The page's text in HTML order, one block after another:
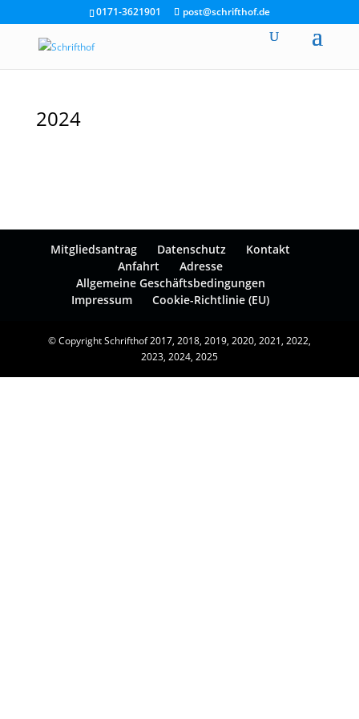
0171-3621901 post@schrifthof.de
2024
Mitgliedsantrag Datenschutz
Kontakt
Anfahrt
Adresse
Allgemeine Geschäftsbedingungen
Impressum
Cookie-Richtlinie (EU)
© Copyright Schrifthof 2017, 2018, 2019, 2020, 2021, 2022,
2023, 2024, 2025